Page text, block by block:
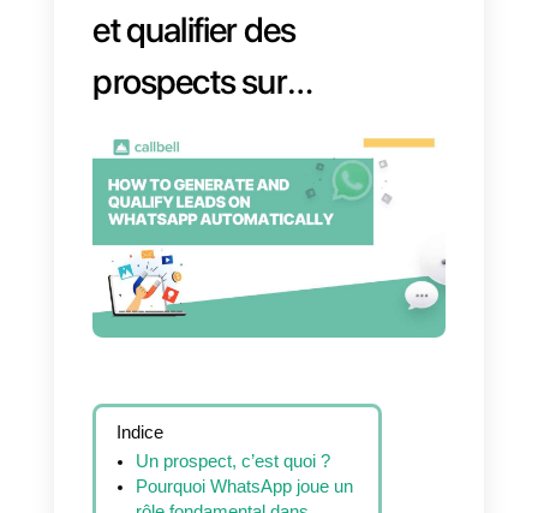
Comment générer
et qualifier des
prospects sur
WhatsApp
automatiquement